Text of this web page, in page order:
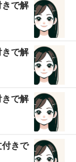
きで解
きで解
きで解
付きで